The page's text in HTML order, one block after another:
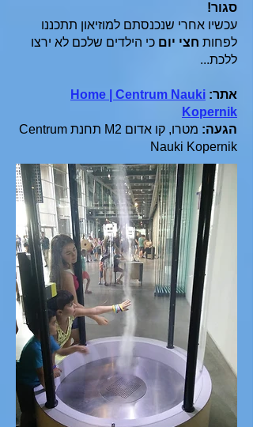
סגור!
עכשיו אחרי שנכנסתם למוזיאון תתכננו
לפחות חצי יום כי הילדים שלכם לא ירצו
ללכת...
אתר: Home | Centrum Nauki
Kopernik
הגעה:
מטרו, קו אדום M2 תחנת Centrum
Nauki Kopernik